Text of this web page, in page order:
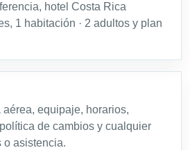
hotel Costa Rica
1 habitación · 2 adultos y plan
equipaje, horarios,
de cambios y cualquier
o asistencia.